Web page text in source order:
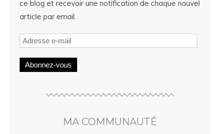
ce blog et recevoir une notification de chaque nouvel
article par email.
Abonnez-vous
MA COMMUNAUTÉ